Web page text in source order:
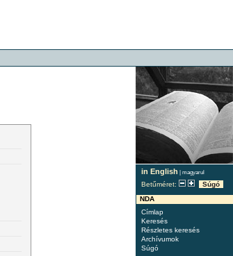
in English | magyarul
Betűméret:
Súgó
NDA
Címlap
Keresés
Részletes keresés
Archívumok
Súgó